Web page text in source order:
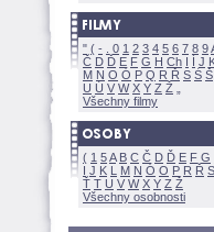
" ( - 0 1 2 3 4 5 6 7 8 9
Č D Ď E F G H Ch I Í J
M N O Ó P Q R Ř S Ś
U Ú V W X Y Z
Všechny filmy
( 1 5A B C Č D Ď E F G
I J K L M N Ó O P R Ř S
Ť T U V W X Y Z
Všechny osobnosti